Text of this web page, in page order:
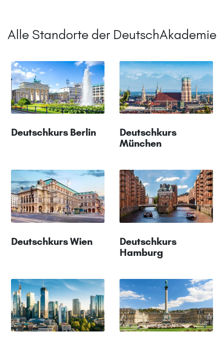
Alle Standorte der DeutschAkademie
Deutschkurs Berlin
Deutschkurs
München
Deutschkurs Wien
Deutschkurs
Hamburg